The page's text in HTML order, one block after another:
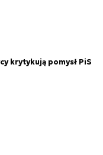
krytykują pomysł PiS